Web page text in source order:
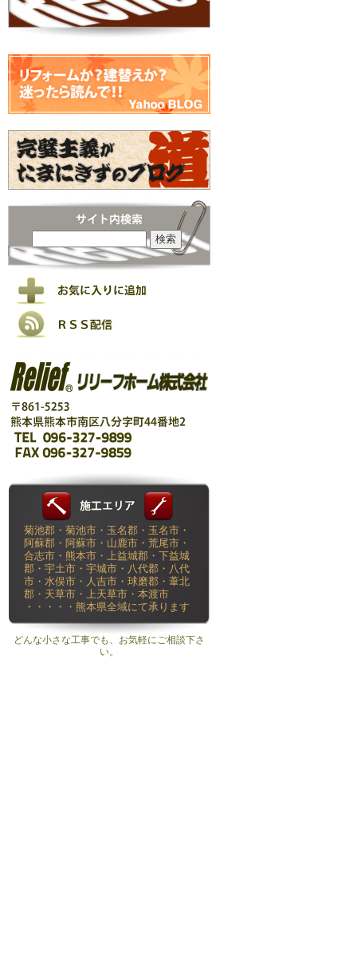
菊池郡・菊池市・玉名郡・玉名市・
阿蘇郡・阿蘇市・山鹿市・荒尾市・
合志市・熊本市・上益城郡・下益城
郡・宇土市・宇城市・八代郡・八代
市・水俣市・人吉市・球磨郡・葦北
郡・天草市・上天草市・本渡市
・・・・・熊本県全域にて承ります
どんな小さな工事でも、お気軽にご相談下さ
い。